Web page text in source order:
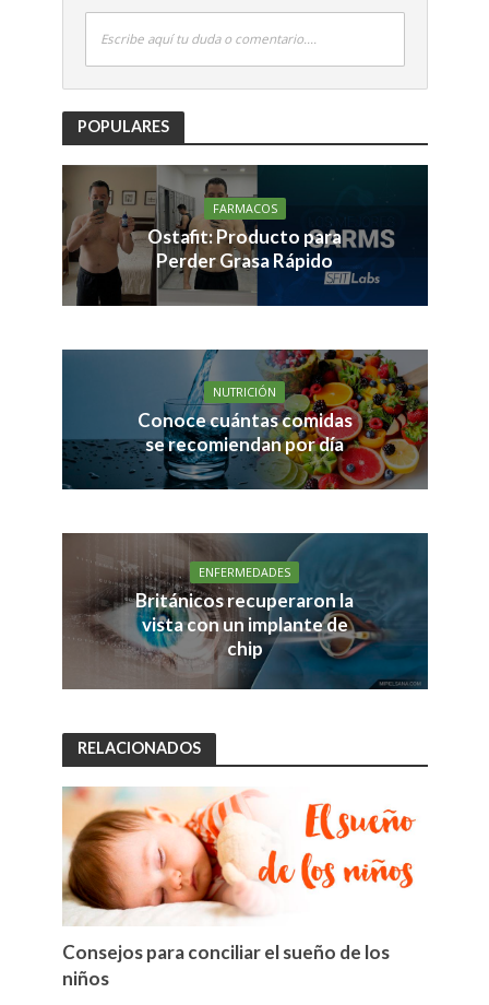
Escribe aquí tu duda o comentario....
POPULARES
FARMACOS
Ostafit: Producto para
Perder Grasa Rápido
NUTRICIÓN
Conoce cuántas comidas
se recomiendan por día
ENFERMEDADES
Británicos recuperaron la
vista con un implante de
chip
RELACIONADOS
Consejos para conciliar el sueño de los
niños